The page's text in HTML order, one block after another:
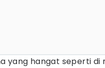
yang hangat seperti